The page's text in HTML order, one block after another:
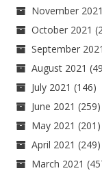
November 2021
October 2021
September 2021
August 2021
July 2021 (146)
June 2021 (259)
May 2021 (201)
April 2021 (249)
March 2021